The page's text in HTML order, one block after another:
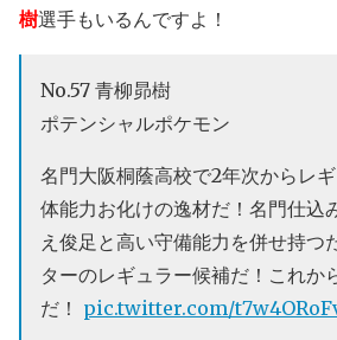
樹選手もいるんですよ！
No.57 青柳昴樹
ポテンシャルポケモン
名門大阪桐蔭高校で2年次からレ
体能力お化けの逸材だ！名門仕込
え俊足と高い守備能力を併せ持つ
ターのレギュラー候補だ！これか
だ！ pic.twitter.com/